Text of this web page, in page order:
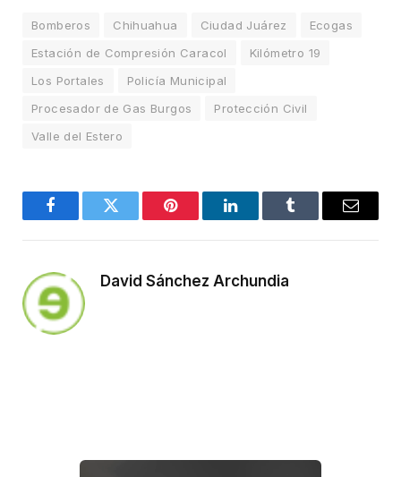
Bomberos Chihuahua Ciudad Juárez
Ecogas
Estación de Compresión Caracol
Kilómetro 19
Los Portales
Policía Municipal
Procesador de Gas Burgos
Protección Civil
Valle del Estero
FacebookTwitter Pinterest LinkedInTumblr Email
David Sánchez Archundia